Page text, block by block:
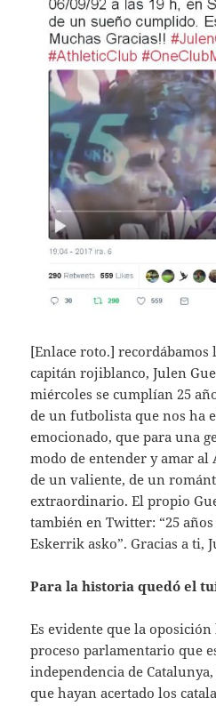
[Enlace roto.] recordábamos
capitán rojiblanco, Julen
miércoles se cumplían 25
de un futbolista que nos ha
emocionado, que para una
modo de entender y amar al
de un valiente, de un
extraordinario. El propio
también en Twitter: “25
Eskerrik asko”. Gracias a ti,
Para la historia quedó el
Es evidente que la
proceso parlamentario que
independencia de
que hayan acertado los